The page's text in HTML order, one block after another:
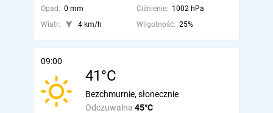
Opad: 0 mm Ciśnienie: 1002 hPa
Wiatr:
4 km/h Wilgotność: 25%
09:00
41°C
Odczuwalna 45°C
Bezchmurnie, słonecznie